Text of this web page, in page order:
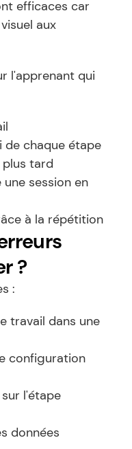
efficaces car
aux
l'apprenant qui
chaque étape
tard
session en
à la répétition
?
:
travail dans une
configuration
l'étape
données